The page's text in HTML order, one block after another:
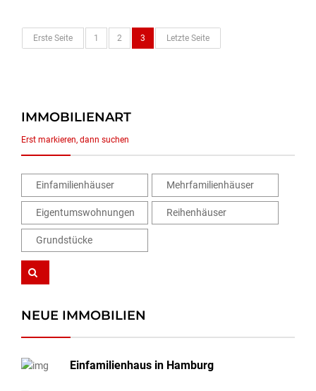
Erste Seite 1 2 3 Letzte Seite
IMMOBILIENART
Erst markieren, dann suchen
Einfamilienhäuser Mehrfamilienhäuser
Eigentumswohnungen Reihenhäuser
Grundstücke
NEUE IMMOBILIEN
Einfamilienhaus in Hamburg